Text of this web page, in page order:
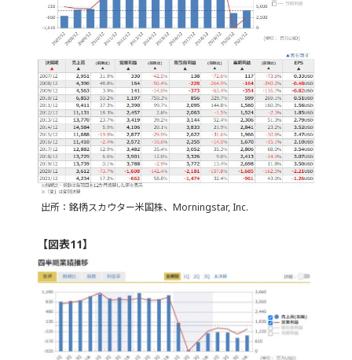
出所：銘柄スカウター米国株、Morningstar, Inc.
【図表11】